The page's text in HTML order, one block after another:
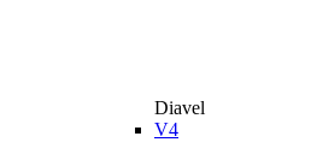
Diavel
V4